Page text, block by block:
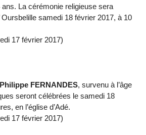
ans. La cérémonie religieuse sera
Oursbelille samedi 18 février 2017, à 10
17 février 2017)
FERNANDES, survenu à l’âge
seront célébrées le samedi 18
en l’église d’Adé.
17 février 2017)